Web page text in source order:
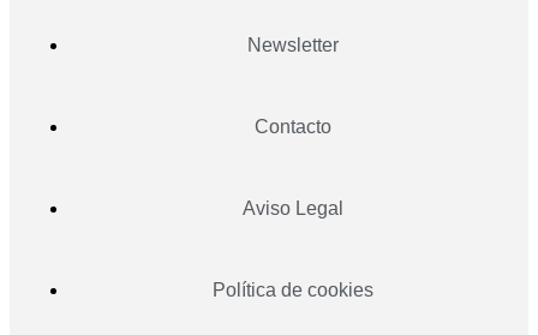
Newsletter
Contacto
Aviso Legal
Política de cookies